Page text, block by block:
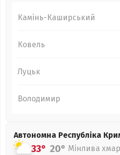
Камінь-Каширський
Ковель
Луцьк
Володимир
Автономна Республіка
33° 20° Мінлива